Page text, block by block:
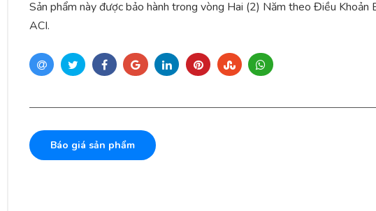
Sản phẩm này được bảo hành trong vòng Hai (2) Năm theo Điều Khoản
ACI.
Báo giá sản phẩm